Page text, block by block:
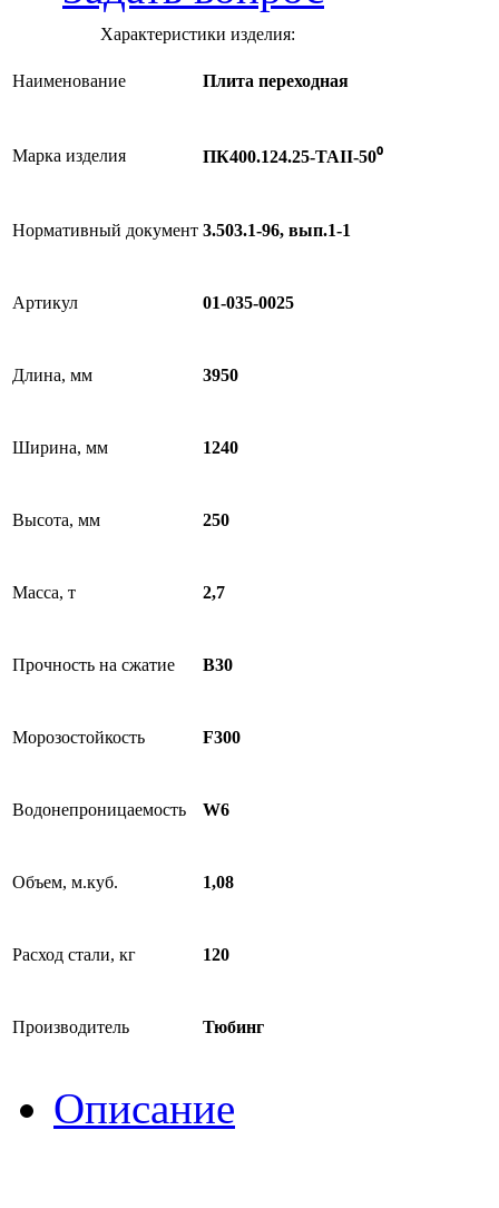
Характеристики изделия:
Наименование Плита переходная
Марка изделия ПК400.124.25-ТАII-50⁰
Нормативный документ 3.503.1-96, вып.1-1
Артикул 01-035-0025
Длина, мм 3950
Ширина, мм 1240
Высота, мм 250
Масса, т 2,7
Прочность на сжатие B30
Морозостойкость F300
Водонепроницаемость W6
Объем, м.куб. 1,08
Расход стали, кг 120
Производитель Тюбинг
Описание